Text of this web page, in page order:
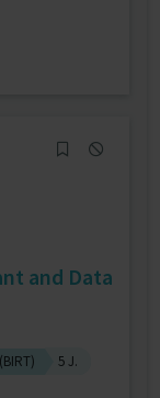
and Data
5 J.